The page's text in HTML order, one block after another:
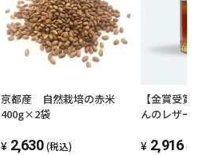
京都産 自然栽培の赤米
400g×2袋
2,630 (税込)
【金賞受賞
んのレザー
2,916 (税